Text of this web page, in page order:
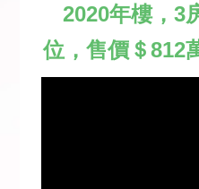
2020年樓，3
位，售價＄812